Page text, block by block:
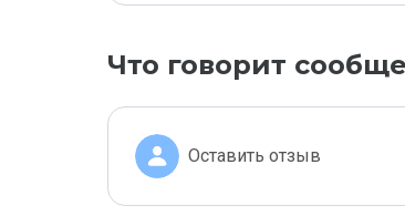
Что говорит
Оставить отзыв